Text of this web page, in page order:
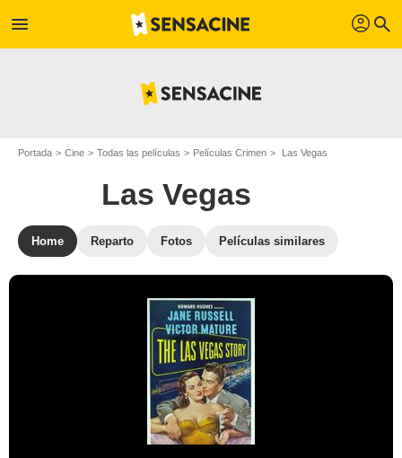
menu profil search
Portada Cine Todas las películas Películas Crimen Las Vegas
Las Vegas
Home Reparto Fotos Películas similares